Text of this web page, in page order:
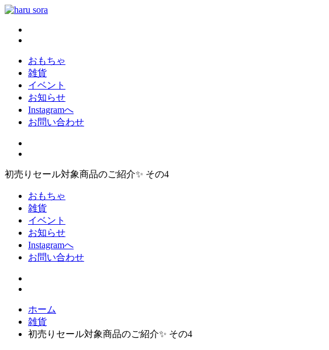
コ
haru sora
新しいharusoraもよろしくおねがいします
おもちゃ
雑貨
イベント
お知らせ
Instagramへ
お問い合わせ
初売りセール対象商品のご紹介✨ その4
おもちゃ
雑貨
イベント
お知らせ
Instagramへ
お問い合わせ
ホーム
雑貨
初売りセール対象商品のご紹介✨ その4